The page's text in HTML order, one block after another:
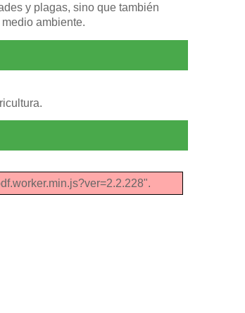
y plagas, sino que también
ambiente.